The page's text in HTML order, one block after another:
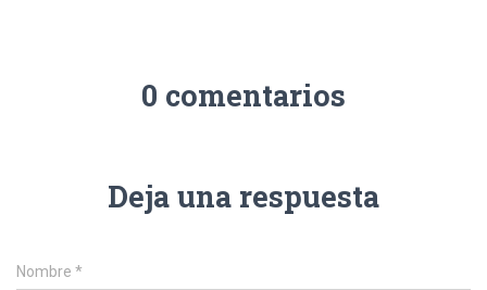
0 comentarios
Deja una respuesta
Nombre *